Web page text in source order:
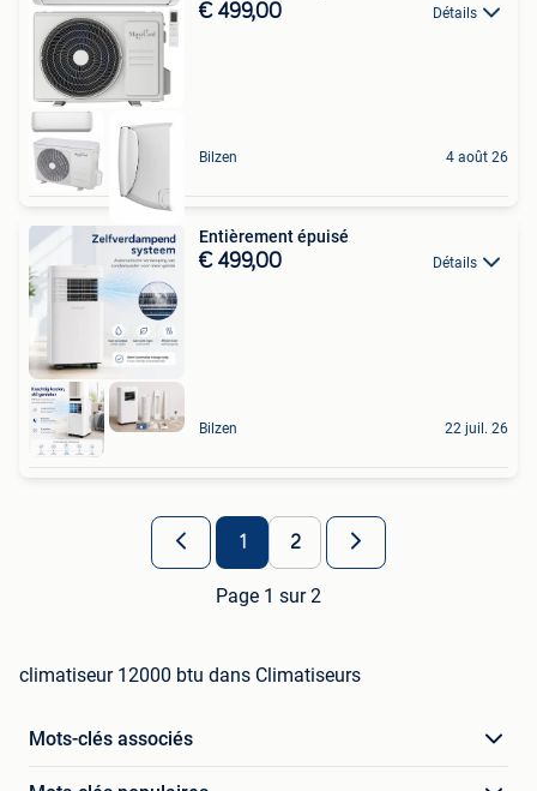
€ 499,00 Détails
Bilzen 4 août 26
Entièrement épuisé
€ 499,00 Détails
Bilzen 22 juil. 26
1 2
Page 1 sur 2
climatiseur 12000 btu dans Climatiseurs
Mots-clés associés